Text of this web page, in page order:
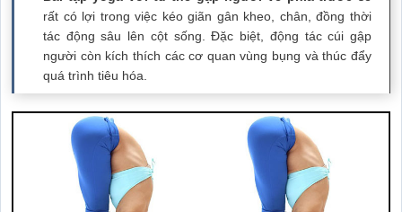
rất có lợi trong việc kéo giãn gân kheo, chân, đồng thời
tác động sâu lên cột sống. Đặc biệt, động tác cúi gập
người còn kích thích các cơ quan vùng bụng và thúc đẩy
quá trình tiêu hóa.